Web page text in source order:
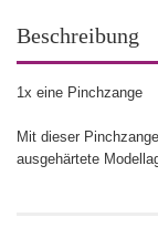
Beschreibung
1x eine Pinchzange
Mit dieser
ausgehärtete